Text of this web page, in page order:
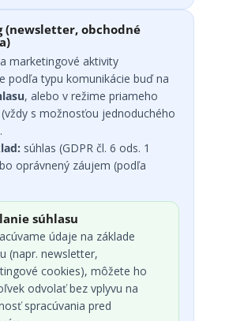
(newsletter, obchodné
marketingové aktivity
podľa typu komunikácie buď na
, alebo v režime priameho
s možnosťou jednoduchého
súhlas (GDPR čl. 6 ods. 1
oprávnený záujem (podľa
súhlasu
údaje na základe
(napr. newsletter,
cookies), môžete ho
odvolať bez vplyvu na
spracúvania pred